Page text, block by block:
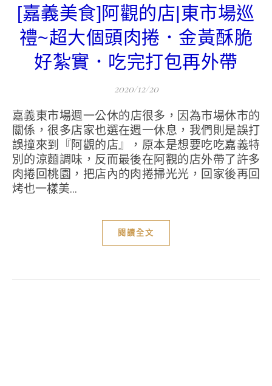
[嘉義美食]阿觀的店|東市場巡
禮~超大個頭肉捲．金黃酥脆
好紮實．吃完打包再外帶
2020/12/20
嘉義東市場週一公休的店很多，因為市場休市的
關係，很多店家也選在週一休息，我們則是誤打
誤撞來到『阿觀的店』，原本是想要吃吃嘉義特
別的涼麵調味，反而最後在阿觀的店外帶了許多
肉捲回桃園，把店內的肉捲掃光光，回家後再回
烤也一樣美...
閱讀全文